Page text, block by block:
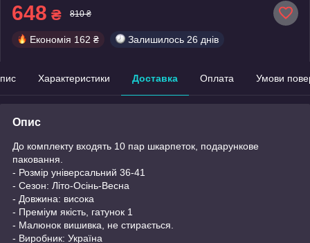
648 ₴ 810 ₴
Економія 162 ₴ Залишилось 26 днів
Характеристики Доставка Оплата Умови
Опис
До комплекту входять 10 пар шкарпеток, подарункове
паковання.
- Розмір універсальний 36-41
- Сезон: Літо-Осінь-Весна
- Довжина: висока
- Преміум якість, гатунок 1
- Малюнок вишивка, не стирається.
- Виробник: Україна